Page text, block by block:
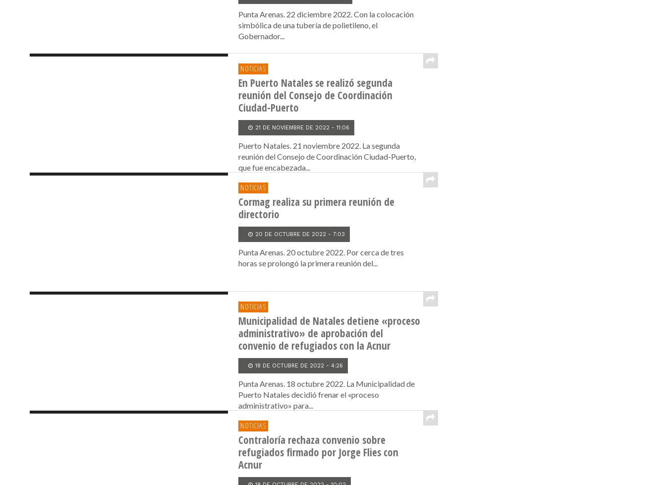
Punta Arenas. 22 diciembre 2022. Con la colocación
simbólica de una tubería de polietileno, el
Gobernador...
NOTICIAS
En Puerto Natales se realizó segunda
reunión del Consejo de Coordinación
Ciudad-Puerto
21 DE NOVIEMBRE DE 2022 - 11:06
Puerto Natales. 21 noviembre 2022. La segunda
reunión del Consejo de Coordinación Ciudad-Puerto,
que fue encabezada...
NOTICIAS
Cormag realiza su primera reunión de
directorio
20 DE OCTUBRE DE 2022 - 7:03
Punta Arenas. 20 octubre 2022. Por cerca de tres
horas se prolongó la primera reunión del...
NOTICIAS
Municipalidad de Natales detiene «proceso
administrativo» de aprobación del
convenio de refugiados con la Acnur
18 DE OCTUBRE DE 2022 - 4:26
Punta Arenas. 18 octubre 2022. La Municipalidad de
Puerto Natales decidió frenar el «proceso
administrativo» para...
NOTICIAS
Contraloría rechaza convenio sobre
refugiados firmado por Jorge Flies con
Acnur